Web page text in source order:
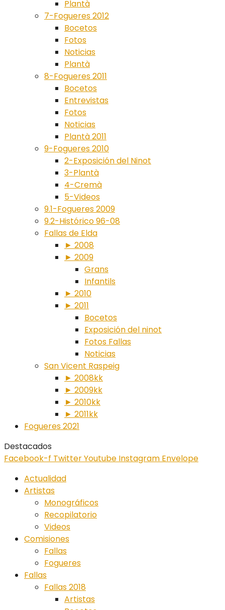
Plantà
7-Fogueres 2012
Bocetos
Fotos
Noticias
Plantà
8-Fogueres 2011
Bocetos
Entrevistas
Fotos
Noticias
Plantà 2011
9-Fogueres 2010
2-Exposición del Ninot
3-Plantà
4-Cremà
5-Videos
9.1-Fogueres 2009
9.2-Histórico 96-08
Fallas de Elda
► 2008
► 2009
Grans
Infantils
► 2010
► 2011
Bocetos
Exposición del ninot
Fotos Fallas
Noticias
San Vicent Raspeig
► 2008kk
► 2009kk
► 2010kk
► 2011kk
Fogueres 2021
Destacados
Facebook-f TwitterYoutube Instagram Envelope
Actualidad
Artistas
Monográficos
Recopilatorio
Videos
Comisiones
Fallas
Fogueres
Fallas
Fallas 2018
Artistas